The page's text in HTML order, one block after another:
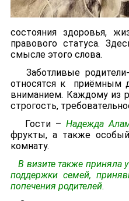
состояния здоровья,
правового статуса.
смысле этого слова.
Заботливые
относятся к приёмным
вниманием. Каждому из
строгость,
Гости –Надежда
фрукты, а также
комнату.
В визите также приняла
поддержки семей,
попечения родителей.